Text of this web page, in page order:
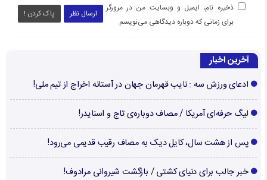
ارسال نظر پاک کردن !
ذخیره نام، ایمیل و وبسایت من در مرورگر
برای زمانی که دوباره دیدگاهی می‌نویسم.
آخرین اخبار
ادعای ورزش سه : نایب قهرمان جهان در آستانه اخراج از تیم ملی!
لیگ حرفه‌ای آمریکا / مصاف دوباره‌ی تاج و اسنایدر!
پس از هشت سال، کایل دیک به مصاف رقیب قدیمی می‌رود!
خبر جالب برای دنیای کشتی / بازگشت شیروانی مرادوف!